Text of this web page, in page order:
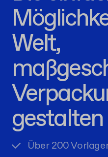
Welt,
gestalten
Über 200